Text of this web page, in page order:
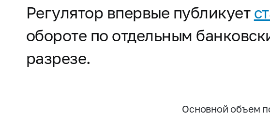
Регулятор впервые публикует
обороте по отдельным
разрезе.
Основной объем